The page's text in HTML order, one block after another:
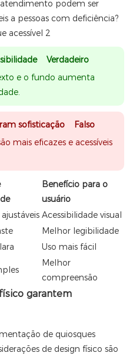
Verdadeiro
e o fundo aumenta
sofisticação Falso
mais eficazes e acessíveis
Benefício para o
usuário
Acessibilidade visual
Melhor legibilidade
Uso mais fácil
Melhor
compreensão
garantem
de quiosques
de design físico são